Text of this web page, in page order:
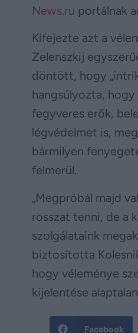
News.ru portálnak
Kifejezte azt a
Zelenszkij
döntött, hogy
hangsúlyozta, hogy
fegyveres erők,
légvédelmet is,
bármilyen
felmerül.
„Megpróbál majd
rosszat tenni, de a
szolgálataink
biztosította
hogy véleménye
kijelentése
Facebook